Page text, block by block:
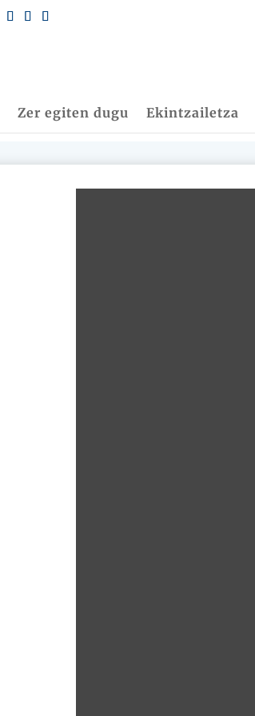
Zer egiten dugu Ekintzailetza